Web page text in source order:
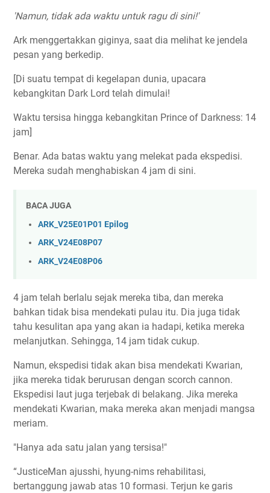
'Namun, tidak ada waktu untuk ragu di sini!'
Ark menggertakkan giginya, saat dia melihat ke jendela
pesan yang berkedip.
[Di suatu tempat di kegelapan dunia, upacara
kebangkitan Dark Lord telah dimulai!
Waktu tersisa hingga kebangkitan Prince of Darkness: 14
jam]
Benar. Ada batas waktu yang melekat pada ekspedisi.
Mereka sudah menghabiskan 4 jam di sini.
BACA JUGA
ARK_V25E01P01 Epilog
ARK_V24E08P07
ARK_V24E08P06
4 jam telah berlalu sejak mereka tiba, dan mereka
bahkan tidak bisa mendekati pulau itu. Dia juga tidak
tahu kesulitan apa yang akan ia hadapi, ketika mereka
melanjutkan. Sehingga, 14 jam tidak cukup.
Namun, ekspedisi tidak akan bisa mendekati Kwarian,
jika mereka tidak berurusan dengan scorch cannon.
Ekspedisi laut juga terjebak di belakang. Jika mereka
mendekati Kwarian, maka mereka akan menjadi mangsa
meriam.
"Hanya ada satu jalan yang tersisa!"
“JusticeMan ajusshi, hyung-nims rehabilitasi,
bertanggung jawab atas 10 formasi. Terjun ke garis